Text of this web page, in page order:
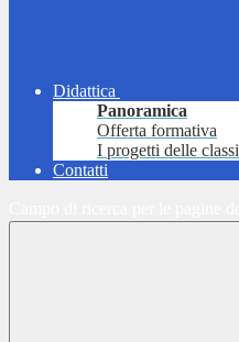
Didattica
Panoramica
Offerta formativa
I progetti delle classi
Contatti